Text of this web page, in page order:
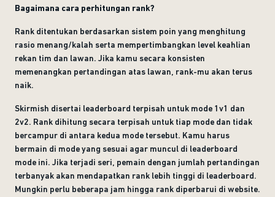
Bagaimana cara perhitungan rank?
Rank ditentukan berdasarkan sistem poin yang menghitung
rasio menang/kalah serta mempertimbangkan level keahlian
rekan tim dan lawan. Jika kamu secara konsisten
memenangkan pertandingan atas lawan, rank-mu akan terus
naik.
Skirmish disertai leaderboard terpisah untuk mode 1v1 dan
2v2. Rank dihitung secara terpisah untuk tiap mode dan tidak
bercampur di antara kedua mode tersebut. Kamu harus
bermain di mode yang sesuai agar muncul di leaderboard
mode ini. Jika terjadi seri, pemain dengan jumlah pertandingan
terbanyak akan mendapatkan rank lebih tinggi di leaderboard.
Mungkin perlu beberapa jam hingga rank diperbarui di website.